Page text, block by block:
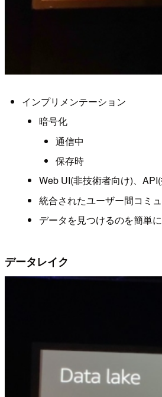
インプリメンテーション
暗号化
通信中
保存時
Web UI(非技術者向け)、
統合されたユーザー間コミ
データを見つけるのを簡単に
データレイク